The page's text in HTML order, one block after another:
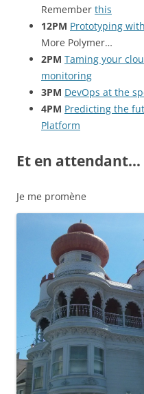
Remember this
12PM Prototyping
More Polymer…
2PM Taming your
monitoring
3PM DevOps at the
4PM Predicting the
Platform
Et en attendant…
Je me promène